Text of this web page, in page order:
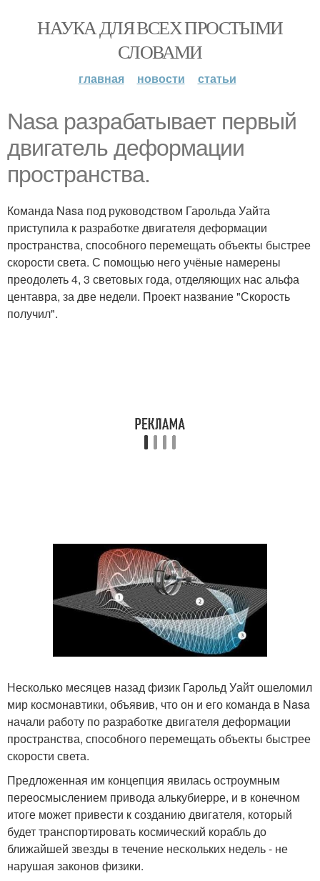
НАУКА ДЛЯ ВСЕХ ПРОСТЫМИ
СЛОВАМИ
главная новости статьи
Nasa разрабатывает первый
двигатель деформации
пространства.
Команда Nasa под руководством Гарольда Уайта
приступила к разработке двигателя деформации
пространства, способного перемещать объекты быстрее
скорости света. С помощью него учёные намерены
преодолеть 4, 3 световых года, отделяющих нас альфа
центавра, за две недели. Проект название "Скорость
получил".
Несколько месяцев назад физик Гарольд Уайт ошеломил
мир космонавтики, объявив, что он и его команда в Nasa
начали работу по разработке двигателя деформации
пространства, способного перемещать объекты быстрее
скорости света.
Предложенная им концепция явилась остроумным
переосмыслением привода алькубиерре, и в конечном
итоге может привести к созданию двигателя, который
будет транспортировать космический корабль до
ближайшей звезды в течение нескольких недель - не
нарушая законов физики.